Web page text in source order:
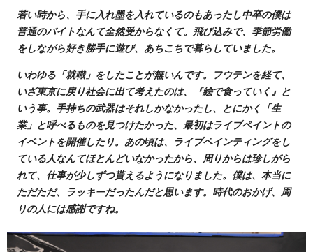
若い時から、手に入れ墨を入れているのもあったし中卒の僕は
普通のバイトなんて全然受からなくて。飛び込みで、季節労働
をしながら好き勝手に遊び、あちこちで暮らしていました。
いわゆる「就職」をしたことが無いんです。フウテンを経て、
いざ東京に戻り社会に出て考えたのは、『絵で食っていく』と
いう事。手持ちの武器はそれしかなかったし、とにかく「生
業」と呼べるものを見つけたかった、最初はライブペイントの
イベントを開催したり。あの頃は、ライブペインティングをし
ている人なんてほとんどいなかったから、周りからは珍しがら
れて、仕事が少しずつ貰えるようになりました。僕は、本当に
ただただ、ラッキーだったんだと思います。時代のおかげ、周
りの人には感謝ですね。